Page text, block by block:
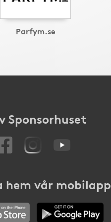
Parfym.se
Sponsorhuset
hem vår mobilapp